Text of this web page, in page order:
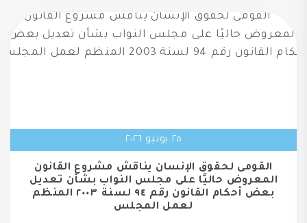
٢٥ يونيو ٢٠٢٦
القومى لحقوق الإنسان يناقش مشروع القانون
المعروض حاليًا على مجلس النواب بشأن تعديل
بعض أحكام القانون رقم ٩٤ لسنة ٢٠٠٣ المنظم
لعمل المجلس